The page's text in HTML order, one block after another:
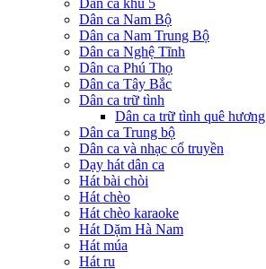
Dân ca khu 5
Dân ca Nam Bộ
Dân ca Nam Trung Bộ
Dân ca Nghệ Tĩnh
Dân ca Phú Thọ
Dân ca Tây Bắc
Dân ca trữ tình
Dân ca trữ tình quê hương
Dân ca Trung bộ
Dân ca và nhạc cổ truyền
Dạy hát dân ca
Hát bài chòi
Hát chèo
Hát chèo karaoke
Hát Dặm Hà Nam
Hát múa
Hát ru